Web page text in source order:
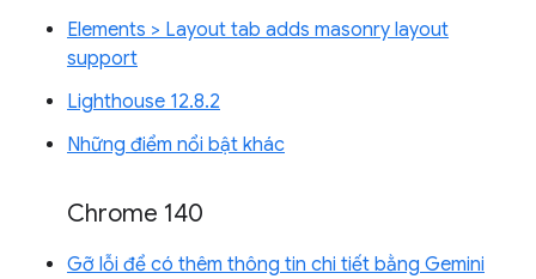
Elements > Layout tab adds masonry layout
support
Lighthouse 12.8.2
Những điểm nổi bật khác
Chrome 140
Gỡ lỗi để có thêm thông tin chi tiết bằng Gemini